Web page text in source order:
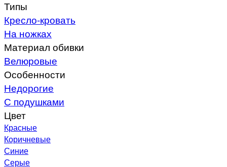
Типы
Кресло-кровать
На ножках
Материал обивки
Велюровые
Особенности
Недорогие
С подушками
Цвет
Красные
Коричневые
Синие
Серые